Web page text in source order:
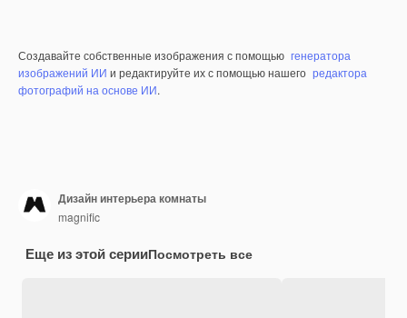
Создавайте собственные изображения с помощью генератора
изображений ИИ и редактируйте их с помощью нашего редактора
фотографий на основе ИИ.
Дизайн интерьера комнаты
magnific
Еще из этой серииПосмотреть все